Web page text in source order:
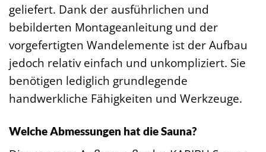
geliefert. Dank der ausführlichen und
bebilderten Montageanleitung und der
vorgefertigten Wandelemente ist der Aufbau
jedoch relativ einfach und unkompliziert. Sie
benötigen lediglich grundlegende
handwerkliche Fähigkeiten und Werkzeuge.
Welche Abmessungen hat die Sauna?